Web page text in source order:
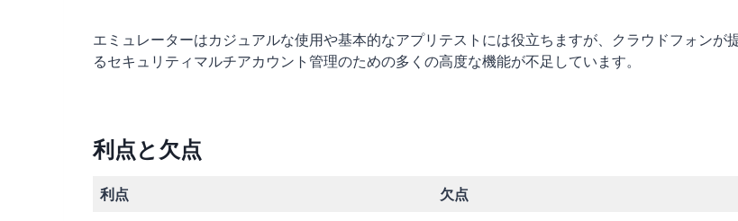
エミュレーターはカジュアルな使用や基本的なアプリテストには役立ちますが、クラウドフォンが
るセキュリティマルチアカウント管理のための多くの高度な機能が不足しています。
利点と欠点
利点
欠点